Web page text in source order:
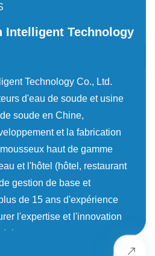
Intelligent Technology
Technology Co., Ltd.
d'eau de soude et usine
soude en Chine,
et la fabrication
haut de gamme
et l'hôtel (hôtel, restaurant
gestion de base et
de 15 ans d'expérience
l'expertise et l'innovation
de production de pointe et